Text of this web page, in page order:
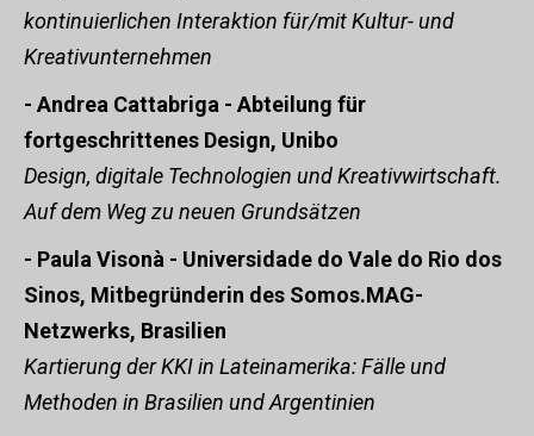
kontinuierlichen Interaktion für/mit Kultur- und
Kreativunternehmen
- Andrea Cattabriga - Abteilung für
fortgeschrittenes Design, Unibo
Design, digitale Technologien und Kreativwirtschaft.
Auf dem Weg zu neuen Grundsätzen
- Paula Visonà - Universidade do Vale do Rio dos
Sinos, Mitbegründerin des Somos.MAG-
Netzwerks, Brasilien
Kartierung der KKI in Lateinamerika: Fälle und
Methoden in Brasilien und Argentinien